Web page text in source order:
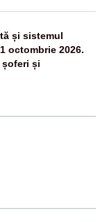
și sistemul
octombrie 2026.
șoferi și